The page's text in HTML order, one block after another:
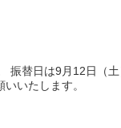
振替日は9月12日（土
いたします。